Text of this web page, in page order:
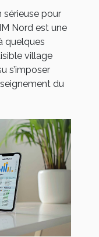
pour
Nord est une
quelques
village
s’imposer
du